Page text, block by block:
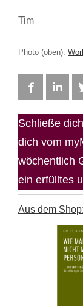
Tim
Photo (oben):
Facebook
Schließe
dich vom
wöchentlich
ein erfülltes
Aus dem Shop: